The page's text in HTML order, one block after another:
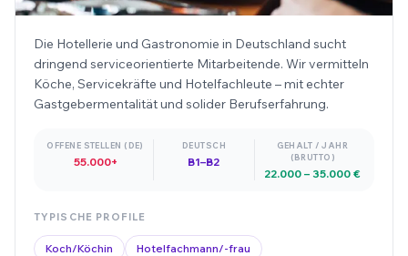
Die Hotellerie und Gastronomie in Deutschland sucht
dringend serviceorientierte Mitarbeitende. Wir vermitteln
Köche, Servicekräfte und Hotelfachleute – mit echter
Gastgebermentalität und solider Berufserfahrung.
OFFENE STELLEN (DE)
55.000+
DEUTSCH
B1–B2
GEHALT / JAHR
(BRUTTO)
22.000 – 35.000 €
TYPISCHE PROFILE
Koch/Köchin
Hotelfachmann/-frau